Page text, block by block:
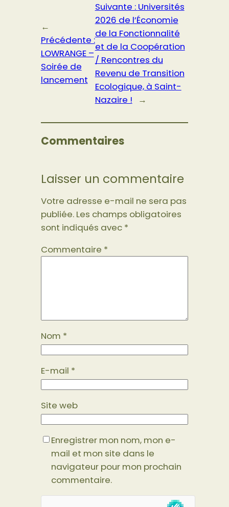
←
Précédente :
LOWRANGE –
Soirée de
lancement
Suivante : Universités
2026 de l’Économie
de la Fonctionnalité
et de la Coopération
/ Rencontres du
Revenu de Transition
Ecologique, à Saint-
Nazaire !
→
Commentaires
Laisser un commentaire
Votre adresse e-mail ne sera pas
publiée. Les champs obligatoires
sont indiqués avec *
Commentaire *
Nom *
E-mail *
Site web
Enregistrer mon nom, mon e-
mail et mon site dans le
navigateur pour mon prochain
commentaire.